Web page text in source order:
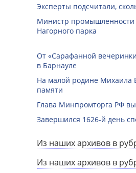
Эксперты подсчитали,
Министр промышленности
Нагорного парка
От «Сарафанной
в Барнауле
На малой родине Михаила
памяти
Глава Минпромторга РФ
Завершился 1626-й день
Из наших архивов в
Из наших архивов в